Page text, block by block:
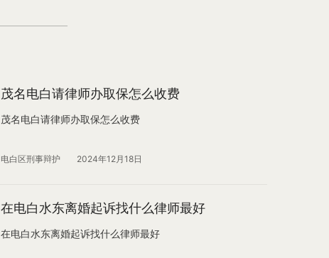
茂名电白请律师办取保怎么收费
茂名电白请律师办取保怎么收费
电白区刑事辩护 2024年12月18日
在电白水东离婚起诉找什么律师最好
在电白水东离婚起诉找什么律师最好